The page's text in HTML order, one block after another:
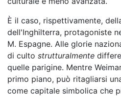
È il caso, rispettivamente,
dell'Inghilterra, protagoniste
M. Espagne. Alle glorie
di culto strutturalmente
quelle parigine. Mentre
primo piano, può ritagliarsi
come capitale simbolica che